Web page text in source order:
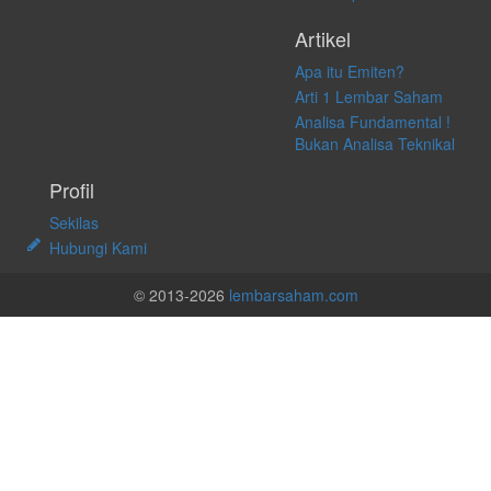
Artikel
Apa itu Emiten?
Arti 1 Lembar Saham
Analisa Fundamental !
Bukan Analisa Teknikal
Profil
Sekilas
Hubungi Kami
© 2013-2026 lembarsaham.com